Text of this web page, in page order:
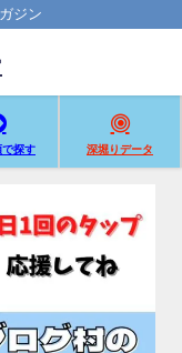
ジン
で探す 深堀りデータ